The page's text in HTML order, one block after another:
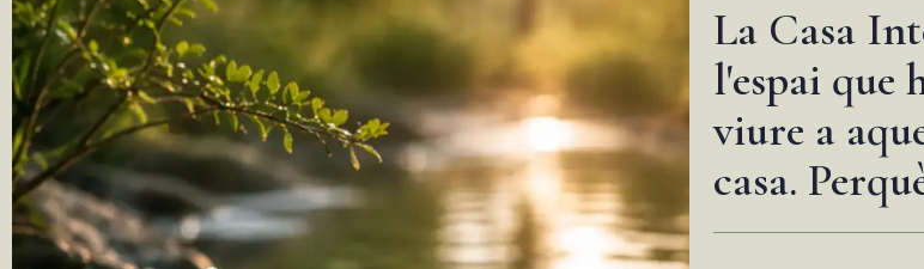
La Casa
l'espai que
viure a
casa.